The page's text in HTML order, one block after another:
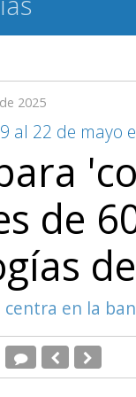
2025
al 22 de mayo
de
en la